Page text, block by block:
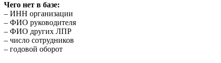
Чего нет в базе:
– ИНН организации
– ФИО руководителя
– ФИО других ЛПР
– число сотрудников
– годовой оборот